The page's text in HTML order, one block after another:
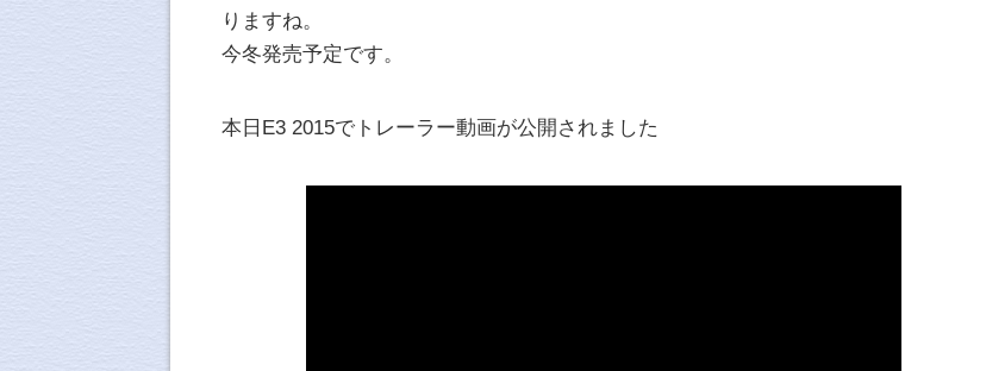
りますね。
今冬発売予定です。
本日E3 2015でトレーラー動画が公開されました